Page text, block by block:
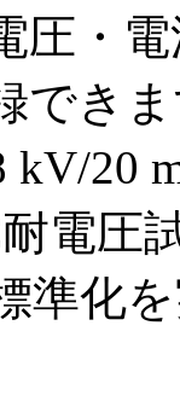
圧・
でき
kV/20
電圧
準化